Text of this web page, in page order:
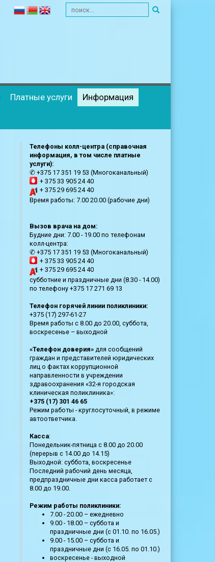
Платные услуги
Информация
Телефоны колл-центра (справочная
информация, в том числе платные
услуги):
✆ +375 17 351 19 53 (Многоканальный)
+ 375 33 905 24 40
+ 375 29 695 24 40
Время работы: 7.00 20.00 (рабочие дни)
Вызов врача на дом:
Будние дни: 7.00 - 19.00 по телефонам
колл-центра:
✆ +375 17 351 19 53 (Многоканальный)
+ 375 33 905 24 40
+ 375 29 695 24 40
субботние и праздничные дни (8.30 - 14.00)
по телефону +375 17 271 69 13
Телефон горячей линии поликлиники:
+375 (17) 297-61-27
Время работы с 8.00 до 20.00, суббота,
воскресенье – выходной
«Телефон доверия»для сообщений
граждан и представителей юридических
лиц о фактах коррупционной
направленности в учреждении
здравоохранения «32-я городская
клиническая поликлиника»:
+375 (17) 301 46 65
Режим работы - круглосуточный, в режиме
автоответчика.
Касса:
Понедельник-пятница с 8.00 до 20.00
(перерыв с 14.00 до 14.15)
Выходной: суббота, воскресенье
Последний рабочий день месяца,
предпраздничные дни касса работает с
8.00 до 19.00.
Режим работы поликлиники:
7.00 - 20.00 – ежедневно
9.00 - 18.00 – суббота и
праздничные дни (с 01.10. по 16.05.)
9.00 - 15.00 – суббота и
праздничные дни (с 16.05. по 01.10.)
воскресенье - выходной